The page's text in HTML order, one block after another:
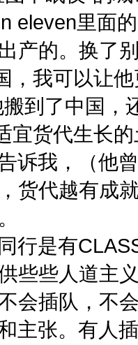
eleven里面
产的。换了
，我可以让
到了中国，
宜货代生长
诉我，（他
货代越有成
行是有
些些人道主
会插队，不
主张。有人